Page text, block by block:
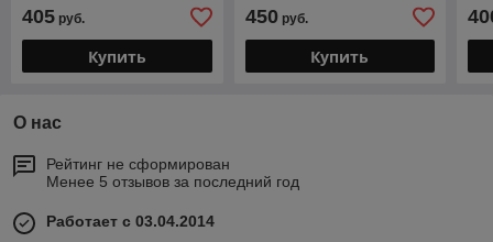
405 руб.
Купить
450руб.
Купить
О нас
Рейтинг не сформирован
Менее 5 отзывов за последний год
Работает с 03.04.2014